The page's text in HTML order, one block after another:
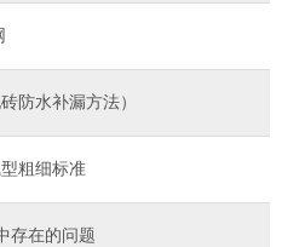
防水补漏方法）
粗细标准
存在的问题